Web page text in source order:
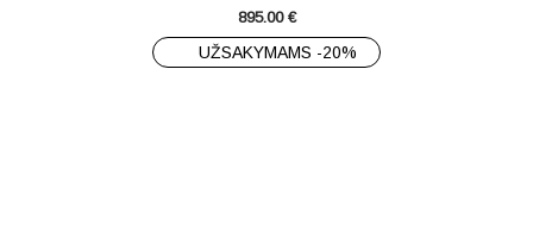
895.00 €
UŽSAKYMAMS -20%